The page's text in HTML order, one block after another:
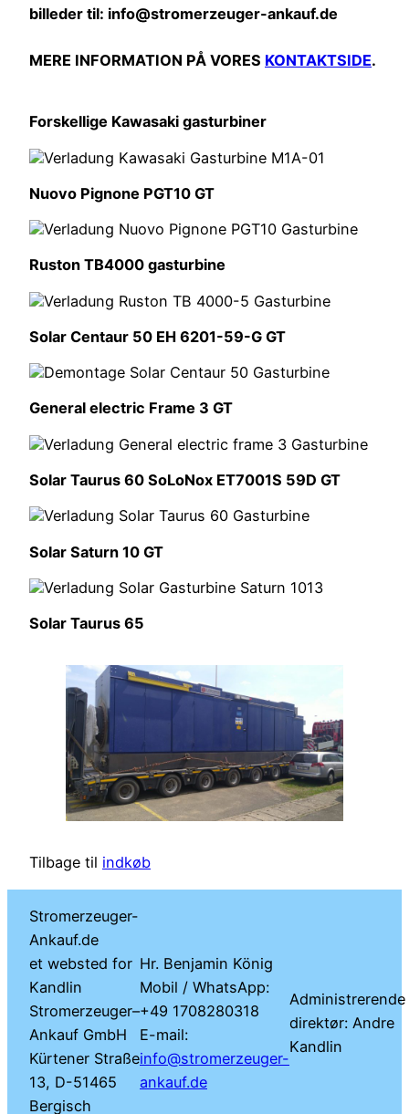
billeder til: info@stromerzeuger-ankauf.de
MERE INFORMATION PÅ VORES KONTAKTSIDE.
Forskellige Kawasaki gasturbiner
Nuovo Pignone PGT10 GT
Ruston TB4000 gasturbine
Solar Centaur 50 EH 6201-59-G GT
General electric Frame 3 GT
Solar Taurus 60 SoLoNox ET7001S 59D GT
Solar Saturn 10 GT
Solar Taurus 65
Tilbage til indkøb
Stromerzeuger-
Ankauf.de
et websted for
Kandlin
Stromerzeuger–
Ankauf GmbH
Kürtener Straße
13, D-51465
Bergisch
Hr. Benjamin König
Mobil / WhatsApp:
+49 1708280318
E-mail:
info@stromerzeuger-
ankauf.de
Administrerende
direktør: Andre
Kandlin